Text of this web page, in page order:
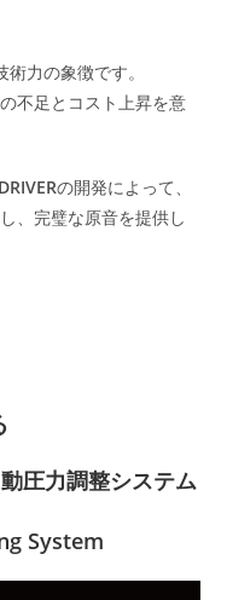
力の象徴です。
不足とコスト上昇を意
の開発によって、
、完璧な原音を提供し
圧力調整システム
System